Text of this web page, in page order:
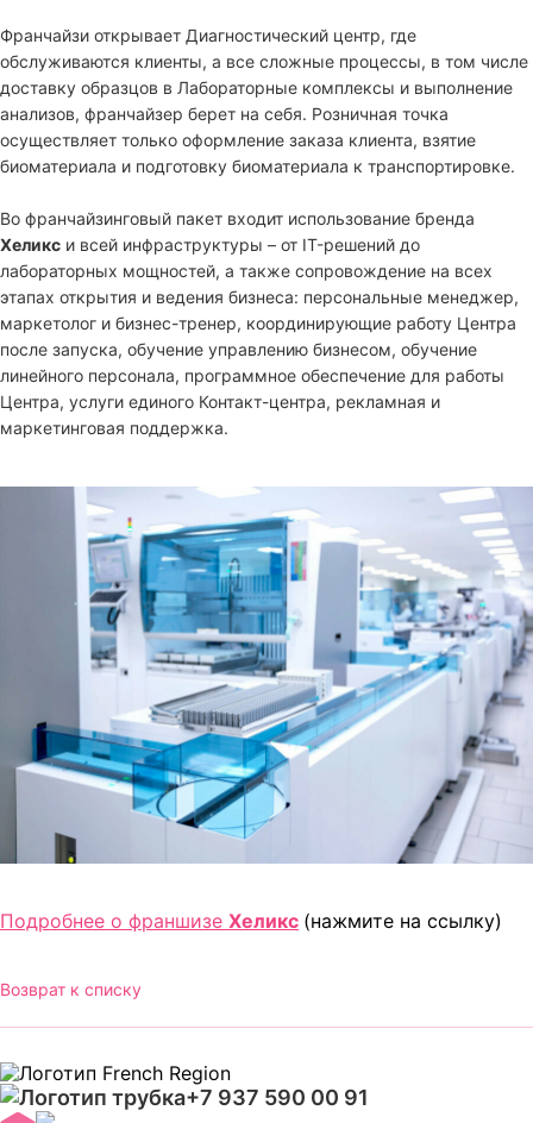
Франчайзи открывает Диагностический центр, где
обслуживаются клиенты, а все сложные процессы, в том числе
доставку образцов в Лабораторные комплексы и выполнение
анализов, франчайзер берет на себя. Розничная точка
осуществляет только оформление заказа клиента, взятие
биоматериала и подготовку биоматериала к транспортировке.
Во франчайзинговый пакет входит использование бренда
Хеликс и всей инфраструктуры – от IT-решений до
лабораторных мощностей, а также сопровождение на всех
этапах открытия и ведения бизнеса: персональные менеджер,
маркетолог и бизнес-тренер, координирующие работу Центра
после запуска, обучение управлению бизнесом, обучение
линейного персонала, программное обеспечение для работы
Центра, услуги единого Контакт-центра, рекламная и
маркетинговая поддержка.
Подробнее о франшизе Хеликс (нажмите на ссылку)
Возврат к списку
+7 937 590 00 91